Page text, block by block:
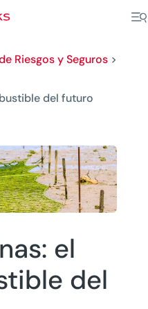
Riesgos y Seguros>
del futuro
el
del